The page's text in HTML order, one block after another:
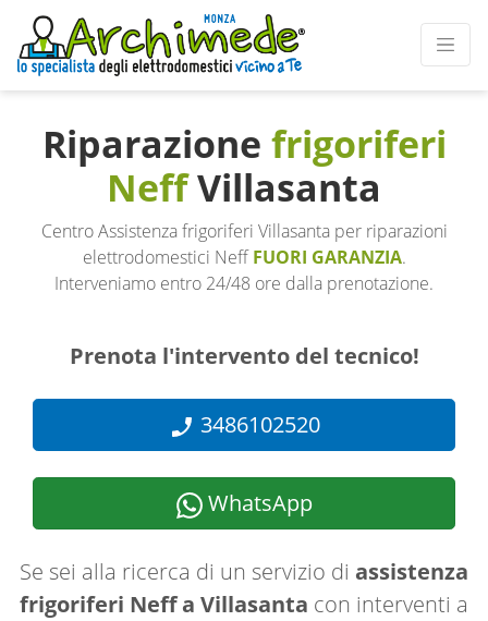
Riparazione frigoriferi
NeffVillasanta
Centro Assistenza frigoriferi Villasanta per riparazioni
elettrodomestici NeffFUORI GARANZIA.
Interveniamo entro 24/48 ore dalla prenotazione.
Prenota l'intervento del tecnico!
3486102520
WhatsApp
Se sei alla ricerca di un servizio di assistenza
frigoriferi Neff a Villasanta con interventi a